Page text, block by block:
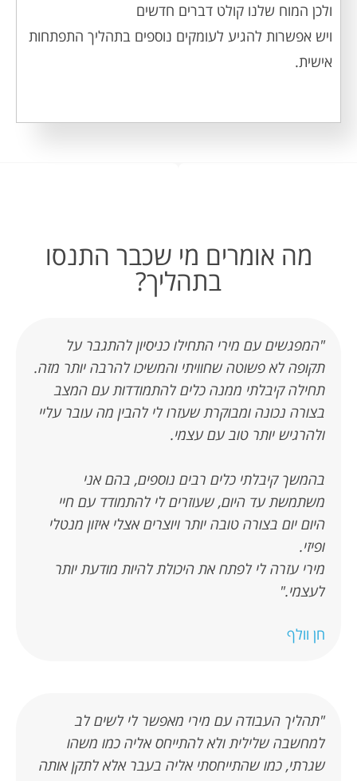
ולכן המוח שלנו קולט דברים חדשים
ויש אפשרות להגיע לעומקים נוספים בתהליך התפתחות
אישית.
מה אומרים מי שכבר התנסו
בתהליך?
"המפגשים עם מירי התחילו כניסיון להתגבר על
תקופה לא פשוטה שחוויתי והמשיכו להרבה יותר מזה.
תחילה קיבלתי ממנה כלים להתמודדות עם המצב
בצורה נכונה ומבוקרת שעזרו לי להבין מה עובר עליי
ולהרגיש יותר טוב עם עצמי.
בהמשך קיבלתי כלים רבים נוספים, בהם אני
משתמשת עד היום, שעוזרים לי להתמודד עם חיי
היום יום בצורה טובה יותר ויוצרים אצלי איזון מנטלי
ופיזי.
מירי עזרה לי לפתח את היכולת להיות מודעת יותר
לעצמי."
חן וולף
"תהליך העבודה עם מירי מאפשר לי לשים לב
למחשבה שלילית ולא להתייחס אליה כמו משהו
שגרתי, כמו שהתייחסתי אליה בעבר אלא לתקן אותה